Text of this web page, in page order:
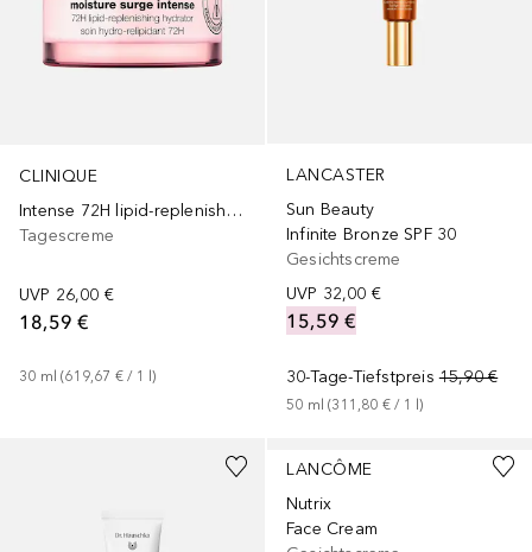
CLINIQUE
Intense 72H lipid-replenishing Hydrator
Tagescreme
UVP 26,00 €
18,59 €
30 ml (619,67 € / 1 l)
LANCASTER
Sun Beauty
Infinite Bronze SPF 30
Gesichtscreme
UVP 32,00 €
15,59 €
30-Tage-Tiefstpreis 15,90 €
50 ml (311,80 € / 1 l)
LANCÔME
Nutrix
Face Cream